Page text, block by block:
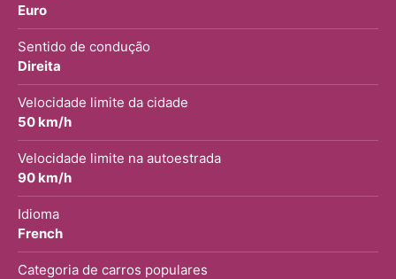
Euro
Sentido de condução
Direita
Velocidade limite da cidade
50 km/h
Velocidade limite na autoestrada
90 km/h
Idioma
French
Categoria de carros populares